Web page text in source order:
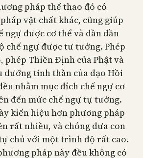
pháp thể thao đó có
vật chất khác, cũng giúp
ngự được cơ thể và dần dần
chế ngự được tư tưởng. Phép
phép Thiền Định của Phật và
dưỡng tinh thần của đạo Hồi
nhằm mục đích chế ngự cơ
đến mức chế ngự tự tưởng.
kiến hiệu hơn phương pháp
rất nhiều, và chóng đưa con
chủ với một trình độ rất cao.
pháp này đều không có